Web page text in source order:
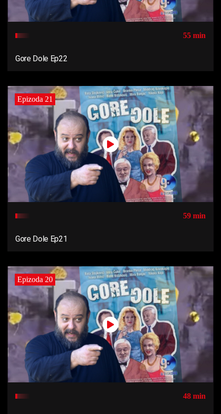
55 min
Gore Dole Ep22
Epizoda 21
59 min
Gore Dole Ep21
Epizoda 20
48 min